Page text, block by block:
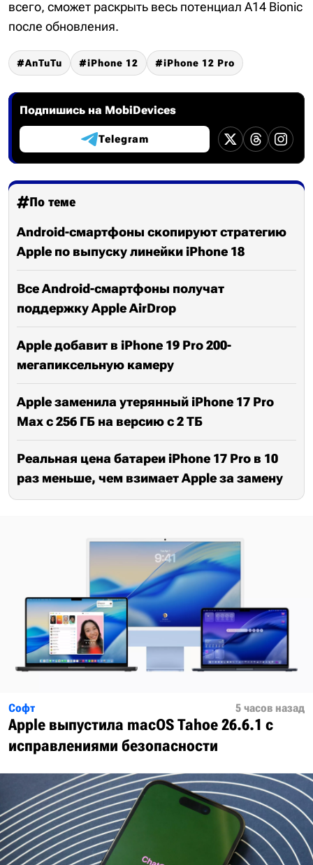
всего, сможет раскрыть весь потенциал A14 Bionic
после обновления.
AnTuTu iPhone 12 iPhone 12 Pro
Подпишись на MobiDevices
Telegram
По теме
Android-смартфоны скопируют стратегию
Apple по выпуску линейки iPhone 18
Все Android-смартфоны получат
поддержку Apple AirDrop
Apple добавит в iPhone 19 Pro 200-
мегапиксельную камеру
Apple заменила утерянный iPhone 17 Pro
Max с 256 ГБ на версию с 2 ТБ
Реальная цена батареи iPhone 17 Pro в 10
раз меньше, чем взимает Apple за замену
Софт 5 часов назад
Apple выпустила macOS Tahoe 26.6.1 с
исправлениями безопасности